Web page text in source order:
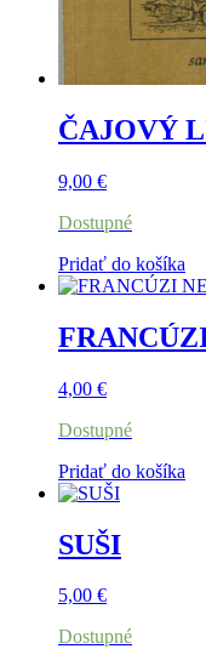
ČAJOVÝ
9,00 €
Dostupné
Pridať do košíka
4,00 €
Dostupné
Pridať do košíka
SUŠI
5,00 €
Dostupné